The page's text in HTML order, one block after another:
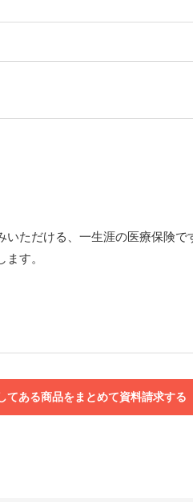
ただける、一生涯の医療保険で
す。
てある商品をまとめて資料請求する